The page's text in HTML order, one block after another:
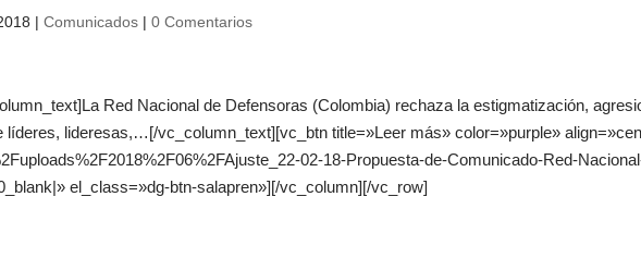
|Comunicados |0 Comentarios
Red Nacional de Defensoras (Colombia) rechaza la estigmatización,
líderes, lideresas,…[/vc_column_text][vc_btn title=»Leer más» color=»purple»
02-18-Propuesta-de-Comunicado-Red-
el_class=»dg-btn-salapren»][/vc_column][/vc_row]